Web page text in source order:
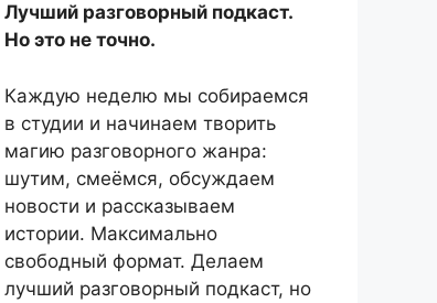
Лучший разговорный подкаст.
Но это не точно.
Каждую неделю мы собираемся
в студии и начинаем творить
магию разговорного жанра:
шутим, смеёмся, обсуждаем
новости и рассказываем
истории. Максимально
свободный формат. Делаем
лучший разговорный подкаст, но